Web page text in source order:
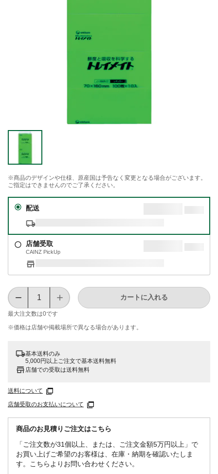
※商品のデザインや仕様、原産国は予告なく変更となる場合がございます。
ご指定はできませんのでご了承ください。
配送
店舗受取
CAINZ PickUp
最大注文数は0です
カートに入れる
※価格は​店舗や​掲載場所で​異なる​場合が​あります。
基本送料のみ
5,000円以上ご注文で基本送料無料
店舗での受取は送料無料
送料について
店舗受取のお支払いについて
商品のお見積りご注文はこちら
「ご注文数が31個以上、または、ご注文金額5万円以上」で
お買い上げご希望のお客様は、在庫・納期を確認いたしま
す。こちらよりお問い合わせください。